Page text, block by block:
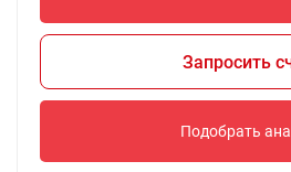
Запросить
Подобрать